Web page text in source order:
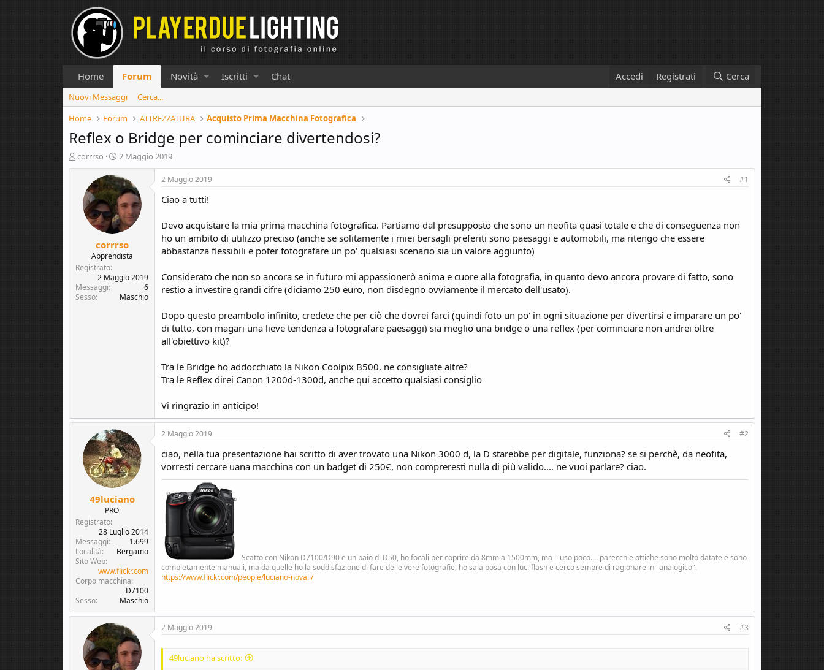
Home Forum Novità Iscritti Chat Accedi Registrati Cerca
Nuovi Messaggi
Cerca...
Home
Forum ATTREZZATURA Acquisto Prima Macchina Fotografica
Reflex o Bridge per cominciare divertendosi?
C
r
s
u
s
corrrso
D
a
t
a
d
i
i
n
i
z
o
2 Maggio 2019
corrrso
Apprendista
Registrato
2 Maggio 2019
Messaggi
6
Sesso
Maschio
2 Maggio 2019 #1
Ciao a tutti!
Devo acquistare la mia prima macchina fotografica. Partiamo dal presupposto che sono un neofita quasi totale e che di conseguenza non
ho un ambito di utilizzo preciso (anche se solitamente i miei bersagli preferiti sono paesaggi e automobili, ma ritengo che essere
abbastanza flessibili e poter fotografare un po' qualsiasi scenario sia un valore aggiunto)
Considerato che non so ancora se in futuro mi appassionerò anima e cuore alla fotografia, in quanto devo ancora provare di fatto, sono
restio a investire grandi cifre (diciamo 250 euro, non disdegno ovviamente il mercato dell'usato).
Dopo questo preambolo infinito, credete che per ciò che dovrei farci (quindi foto un po' in ogni situazione per divertirsi e imparare un po'
di tutto, con magari una lieve tendenza a fotografare paesaggi) sia meglio una bridge o una reflex (per cominciare non andrei oltre
all'obiettivo kit)?
Tra le Bridge ho addocchiato la Nikon Coolpix B500, ne consigliate altre?
Tra le Reflex direi Canon 1200d-1300d, anche qui accetto qualsiasi consiglio
Vi ringrazio in anticipo!
49luciano
PRO
Registrato
28 Luglio 2014
Messaggi
1.699
Località
Bergamo
Sito Web
www.flickr.com
Corpo macchina
D7100
Sesso
Maschio
2 Maggio 2019 #2
ciao, nella tua presentazione hai scritto di aver trovato una Nikon 3000 d, la D starebbe per digitale, funziona? se si perchè, da neofita,
vorresti cercare uana macchina con un badget di 250€, non compreresti nulla di più valido.... ne vuoi parlare? ciao.
Scatto con Nikon D7100/D90 e un paio di D50, ho focali per coprire da 8mm a 1500mm, ma li uso poco.... parecchie ottiche sono molto datate e sono
completamente manuali, ma da quelle ho la soddisfazione di fare delle vere fotografie, ho sala posa con luci flash e cerco sempre di ragionare in "analogico".
https://www.flickr.com/people/luciano-novali/
2 Maggio 2019 #3
49luciano ha scritto: